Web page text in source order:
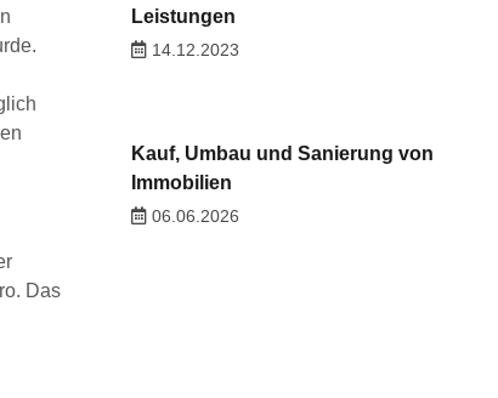
Das
Leistungen
14.12.2023
Kauf, Umbau und Sanierung von
Immobilien
06.06.2026